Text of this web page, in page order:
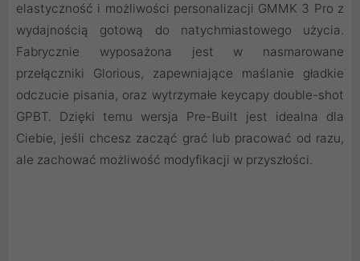
elastyczność i możliwości personalizacji GMMK 3 Pro z
wydajnością gotową do natychmiastowego użycia.
Fabrycznie wyposażona jest w nasmarowane
przełączniki Glorious, zapewniające maślanie gładkie
odczucie pisania, oraz wytrzymałe keycapy double-shot
GPBT. Dzięki temu wersja Pre-Built jest idealna dla
Ciebie, jeśli chcesz zacząć grać lub pracować od razu,
ale zachować możliwość modyfikacji w przyszłości.